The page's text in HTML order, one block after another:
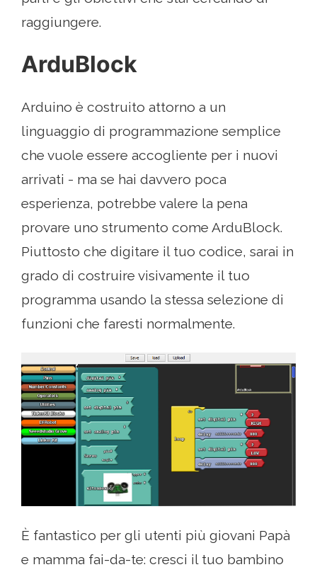
raggiungere.
ArduBlock
Arduino è costruito attorno a un
linguaggio di programmazione semplice
che vuole essere accogliente per i nuovi
arrivati ​​- ma se hai davvero poca
esperienza, potrebbe valere la pena
provare uno strumento come ArduBlock.
Piuttosto che digitare il tuo codice, sarai in
grado di costruire visivamente il tuo
programma usando la stessa selezione di
funzioni che faresti normalmente.
È fantastico per gli utenti più giovani Papà
e mamma fai-da-te: cresci il tuo bambino